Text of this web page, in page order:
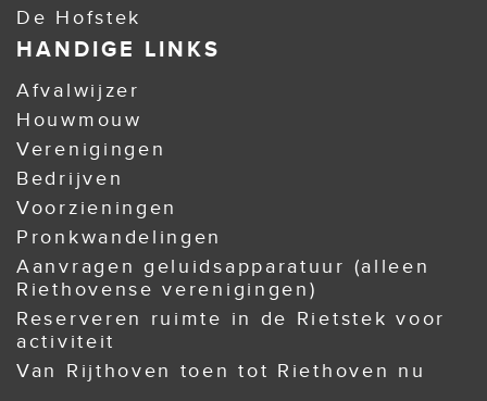
De Hofstek
HANDIGE LINKS
Afvalwijzer
Houwmouw
Verenigingen
Bedrijven
Voorzieningen
Pronkwandelingen
Aanvragen geluidsapparatuur (alleen
Riethovense verenigingen)
Reserveren ruimte in de Rietstek voor
activiteit
Van Rijthoven toen tot Riethoven nu